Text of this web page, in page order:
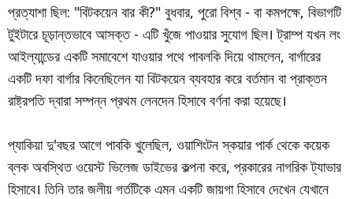
প্রত্যাশা ছিল: "বিটকয়েন বার কী?" বুধবার, পুরো বিশ্ব - বা কমপক্ষে, বিভাগটি
টুইটারে চূড়ান্তভাবে আসক্ত - এটি খুঁজে পাওয়ার সুযোগ ছিল। ট্রাম্প যখন লং
আইল্যান্ডের একটি সমাবেশে যাওয়ার পথে পাবলকি দিয়ে থামলেন, বার্গারের
একটি দফা বার্গার কিনেছিলেন যা বিটকয়েন ব্যবহার করে বর্তমান বা প্রাক্তন
রাষ্ট্রপতি দ্বারা সম্পন্ন প্রথম লেনদেন হিসাবে বর্ণনা করা হয়েছে।
প্যাকিয়া দু'বছর আগে পাবকি খুলেছিল, ওয়াশিংটন স্কয়ার পার্ক থেকে কয়েক
ব্লক অবস্থিত ওয়েস্ট ভিলেজ ডাইভের কল্পনা করে, প্রকারের নাগরিক ট্যাভার
হিসাবে। তিনি তার জলীয় গর্তটিকে এমন একটি জায়গা হিসাবে দেখেন যেখানে